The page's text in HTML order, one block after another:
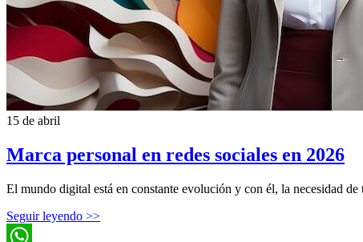
15 de abril
Marca personal en redes sociales en 2026
El mundo digital está en constante evolución y con él, la necesidad
Seguir leyendo >>